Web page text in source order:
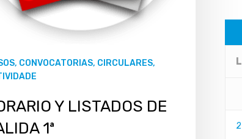
CONVOCATORIAS, CIRCULARES,
Y LISTADOS DE
1ª
L
2